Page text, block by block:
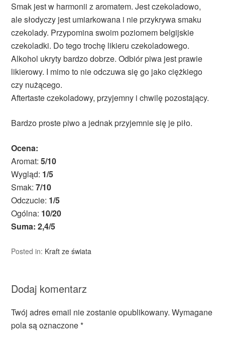
Smak jest w harmonii z aromatem. Jest czekoladowo,
ale słodyczy jest umiarkowana i nie przykrywa smaku
czekolady. Przypomina swoim poziomem belgijskie
czekoladki. Do tego trochę likieru czekoladowego.
Alkohol ukryty bardzo dobrze. Odbiór piwa jest prawie
likierowy. I mimo to nie odczuwa się go jako ciężkiego
czy nużącego.
Aftertaste czekoladowy, przyjemny i chwilę pozostający.
Bardzo proste piwo a jednak przyjemnie się je piło.
Ocena:
Aromat:5/10
Wygląd: 1/5
Smak:7/10
Odczucie: 1/5
Ogólna: 10/20
Suma: 2,4/5
Posted in: Kraft ze świata
Dodaj komentarz
Twój adres email nie zostanie opublikowany. Wymagane
pola są oznaczone*